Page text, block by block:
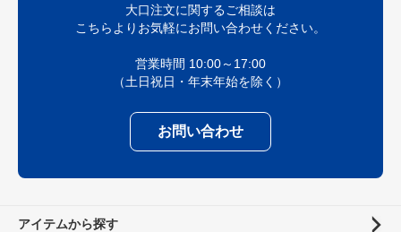
大口注文に関するご相談は
こちらよりお気軽にお問い合わせください。
営業時間 10:00～17:00
（土日祝日・年末年始を除く）
お問い合わせ
アイテムから探す